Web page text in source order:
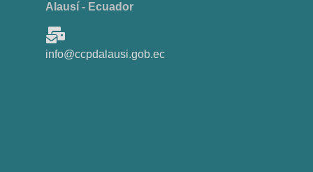
Alausí - Ecuador
info@ccpdalausi.gob.ec